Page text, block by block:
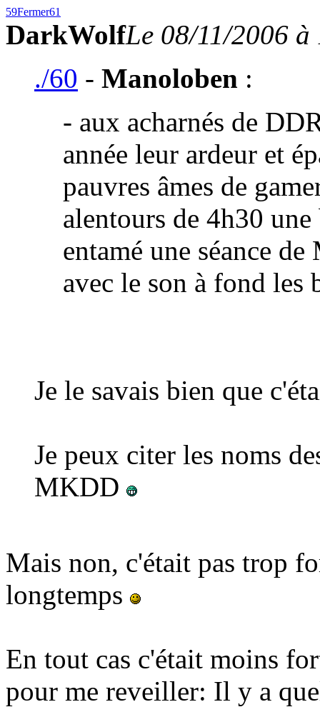
59Fermer61
DarkWolfLe 08/11/2006 à
./60 - Manoloben :
- aux acharnés de
année leur ardeur et
pauvres âmes de
alentours de 4h30
entamé une séance
avec le son à fond les
Je le savais bien que
Je peux citer les noms
MKDD
Mais non, c'était pas trop
longtemps
En tout cas c'était moins
pour me reveiller: Il y a